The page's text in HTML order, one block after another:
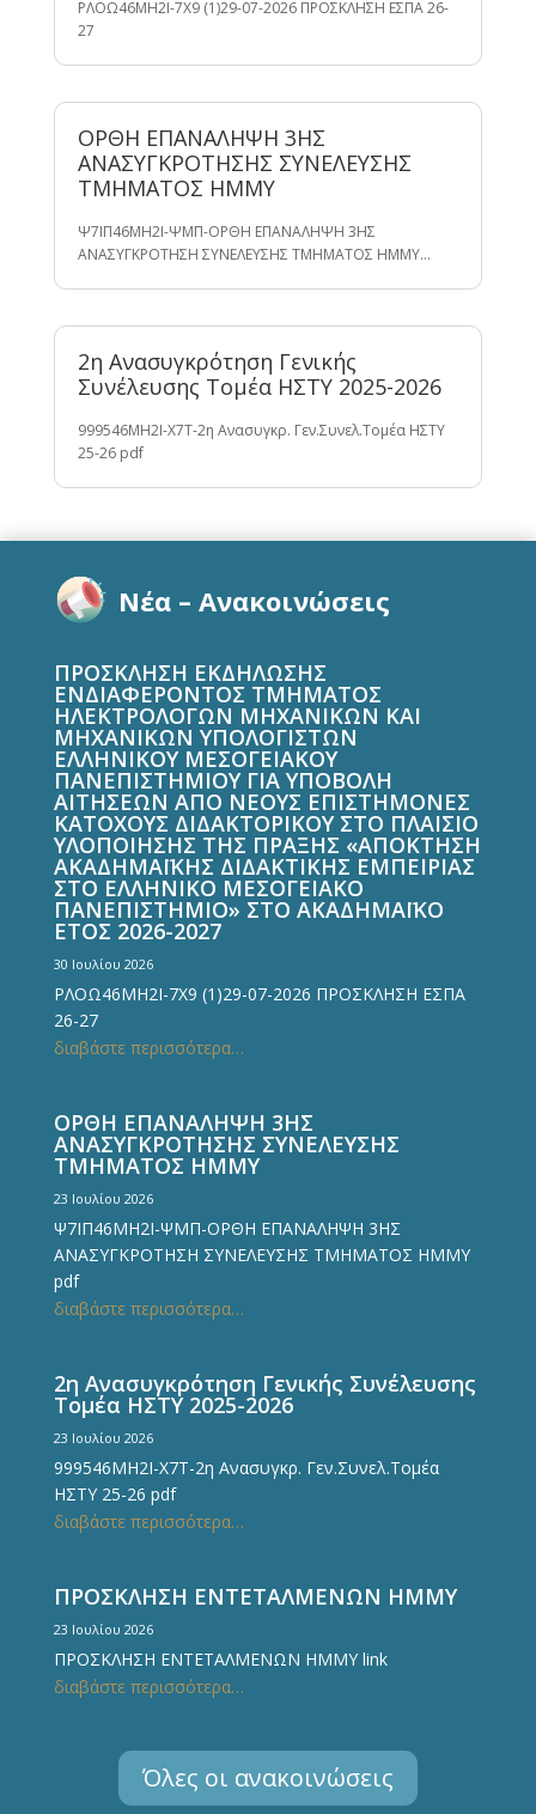
ΡΛΟΩ46ΜΗ2Ι-7Χ9 (1)29-07-2026 ΠΡΟΣΚΛΗΣΗ ΕΣΠΑ 26-
27
ΟΡΘΗ ΕΠΑΝΑΛΗΨΗ 3ΗΣ
ΑΝΑΣΥΓΚΡΟΤΗΣΗΣ ΣΥΝΕΛΕΥΣΗΣ
ΤΜΗΜΑΤΟΣ ΗΜΜΥ
Ψ7ΙΠ46ΜΗ2Ι-ΨΜΠ-ΟΡΘΗ ΕΠΑΝΑΛΗΨΗ 3ΗΣ
ΑΝΑΣΥΓΚΡΟΤΗΣΗ ΣΥΝΕΛΕΥΣΗΣ ΤΜΗΜΑΤΟΣ ΗΜΜΥ…
2η Ανασυγκρότηση Γενικής
Συνέλευσης Τομέα ΗΣΤΥ 2025-2026
999546ΜΗ2Ι-Χ7Τ-2η Ανασυγκρ. Γεν.Συνελ.Τομέα ΗΣΤΥ
25-26 pdf
Νέα – Ανακοινώσεις
ΠΡΟΣΚΛΗΣΗ ΕΚΔΗΛΩΣΗΣ
ΕΝΔΙΑΦΕΡΟΝΤΟΣ ΤΜΗΜΑΤΟΣ
ΗΛΕΚΤΡΟΛΟΓΩΝ ΜΗΧΑΝΙΚΩΝ ΚΑΙ
ΜΗΧΑΝΙΚΩΝ ΥΠΟΛΟΓΙΣΤΩΝ
ΕΛΛΗΝΙΚΟΥ ΜΕΣΟΓΕΙΑΚΟΥ
ΠΑΝΕΠΙΣΤΗΜΙΟΥ ΓΙΑ ΥΠΟΒΟΛΗ
ΑΙΤΗΣΕΩΝ ΑΠΟ ΝΕΟΥΣ ΕΠΙΣΤΗΜΟΝΕΣ
ΚΑΤΟΧΟΥΣ ΔΙΔΑΚΤΟΡΙΚΟΥ ΣΤΟ ΠΛΑΙΣΙΟ
ΥΛΟΠΟΙΗΣΗΣ ΤΗΣ ΠΡΑΞΗΣ «ΑΠΟΚΤΗΣΗ
ΑΚΑΔΗΜΑΪΚΗΣ ΔΙΔΑΚΤΙΚΗΣ ΕΜΠΕΙΡΙΑΣ
ΣΤΟ ΕΛΛΗΝΙΚΟ ΜΕΣΟΓΕΙΑΚΟ
ΠΑΝΕΠIΣΤΗΜΙΟ» ΣΤΟ ΑΚΑΔΗΜΑΪΚΟ
ΕΤΟΣ 2026-2027
30 Ιουλίου 2026
ΡΛΟΩ46ΜΗ2Ι-7Χ9 (1)29-07-2026 ΠΡΟΣΚΛΗΣΗ ΕΣΠΑ
26-27
διαβάστε περισσότερα…
ΟΡΘΗ ΕΠΑΝΑΛΗΨΗ 3ΗΣ
ΑΝΑΣΥΓΚΡΟΤΗΣΗΣ ΣΥΝΕΛΕΥΣΗΣ
ΤΜΗΜΑΤΟΣ ΗΜΜΥ
23 Ιουλίου 2026
Ψ7ΙΠ46ΜΗ2Ι-ΨΜΠ-ΟΡΘΗ ΕΠΑΝΑΛΗΨΗ 3ΗΣ
ΑΝΑΣΥΓΚΡΟΤΗΣΗ ΣΥΝΕΛΕΥΣΗΣ ΤΜΗΜΑΤΟΣ ΗΜΜΥ
pdf
διαβάστε περισσότερα…
2η Ανασυγκρότηση Γενικής Συνέλευσης
Τομέα ΗΣΤΥ 2025-2026
23 Ιουλίου 2026
999546ΜΗ2Ι-Χ7Τ-2η Ανασυγκρ. Γεν.Συνελ.Τομέα
ΗΣΤΥ 25-26 pdf
διαβάστε περισσότερα…
ΠΡΟΣΚΛΗΣΗ ΕΝΤΕΤΑΛΜΕΝΩΝ ΗΜΜΥ
23 Ιουλίου 2026
ΠΡΟΣΚΛΗΣΗ ΕΝΤΕΤΑΛΜΕΝΩΝ ΗΜΜΥ link
διαβάστε περισσότερα…
Όλες οι ανακοινώσεις